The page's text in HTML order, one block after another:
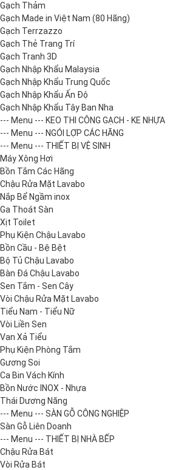
Gạch Thảm
Gạch Made in Việt Nam (80 Hãng)
Gạch Terrzazzo
Gạch Thẻ Trang Trí
Gạch Tranh 3D
Gạch Nhập Khẩu Malaysia
Gạch Nhập Khẩu Trung Quốc
Gạch Nhập Khẩu Ấn Độ
Gạch Nhập Khẩu Tây Ban Nha
--- Menu --- KEO THI CÔNG GẠCH - KE NHỰA
--- Menu --- NGÓI LỢP CÁC HÃNG
--- Menu --- THIẾT BỊ VỆ SINH
Máy Xông Hơi
Bồn Tắm Các Hãng
Chậu Rửa Mặt Lavabo
Nắp Bể Ngầm inox
Ga Thoát Sàn
Xịt Toilet
Phụ Kiện Chậu Lavabo
Bồn Cầu - Bệ Bệt
Bộ Tủ Chậu Lavabo
Bàn Đá Chậu Lavabo
Sen Tắm - Sen Cây
Vòi Chậu Rửa Mặt Lavabo
Tiểu Nam - Tiểu Nữ
Vòi Liền Sen
Van Xả Tiểu
Phụ Kiện Phòng Tắm
Gương Soi
Ca Bin Vách Kính
Bồn Nước INOX - Nhựa
Thái Dương Năng
--- Menu --- SÀN GỖ CÔNG NGHIỆP
Sàn Gỗ Liên Doanh
--- Menu --- THIẾT BỊ NHÀ BẾP
Chậu Rửa Bát
Vòi Rửa Bát